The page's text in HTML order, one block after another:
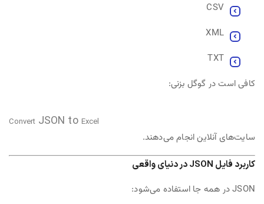
CSV
XML
TXT
کافی است در گوگل بزنی:
Convert JSON toExcel
سایت‌های آنلاین انجام می‌دهند.
کاربرد فایل JSON در دنیای واقعی
JSON در همه جا استفاده می‌شود: